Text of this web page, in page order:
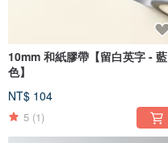
10mm 和紙膠帶【留白英字 - 藍
色】
NT$ 104
5 (1)